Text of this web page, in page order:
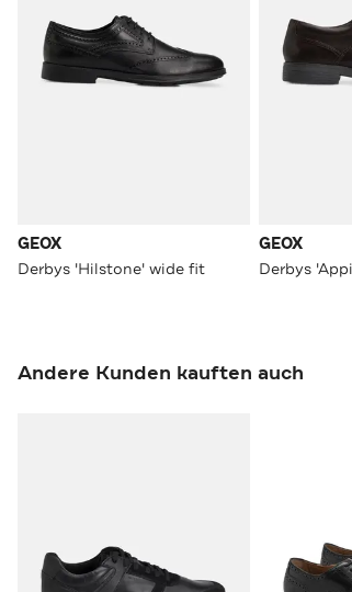
GEOX
Derbys 'Hilstone' wide fit
GEOX
Derbys
Andere Kunden kauften auch